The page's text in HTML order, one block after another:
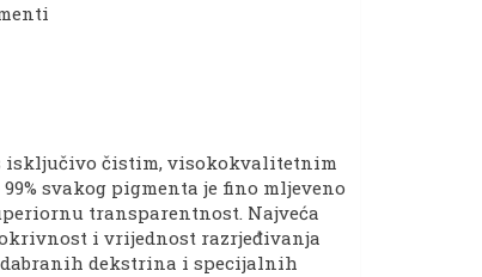
isključivo čistim, visokokvalitetnim
svakog pigmenta je fino mljeveno
transparentnost. Najveća
i vrijednost razrjeđivanja
dekstrina i specijalnih